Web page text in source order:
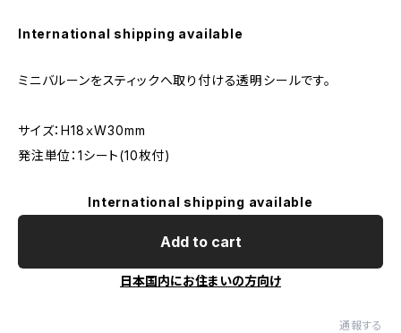
International shipping available
ミニバルーンをスティックへ取り付ける透明シールです。
サイズ：H18ｘW30mm
発注単位：1シート(10枚付)
International shipping available
Add to cart
日本国内にお住まいの方向け
通報する